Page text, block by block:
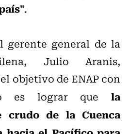
.
gerente general de la
Julio Aranis,
objetivo de ENAP con
es lograr que la
crudo de la Cuenca